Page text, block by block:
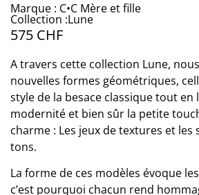
Marque : C•C Mère et fille
Collection :Lune
575 CHF
A travers cette collection Lune,
nouvelles formes géométriques,
style de la besace classique tout
modernité et bien sûr la petite
charme : Les jeux de textures et les
tons.
La forme de ces modèles évoque
c’est pourquoi chacun rend